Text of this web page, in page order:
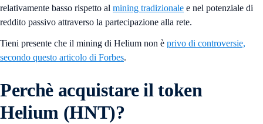
relativamente basso rispetto al mining tradizionale e nel potenziale di
reddito passivo attraverso la partecipazione alla rete.
Tieni presente che il mining di Helium non è privo di controversie,
secondo questo articolo di Forbes.
Perchè acquistare il token
Helium (HNT)?